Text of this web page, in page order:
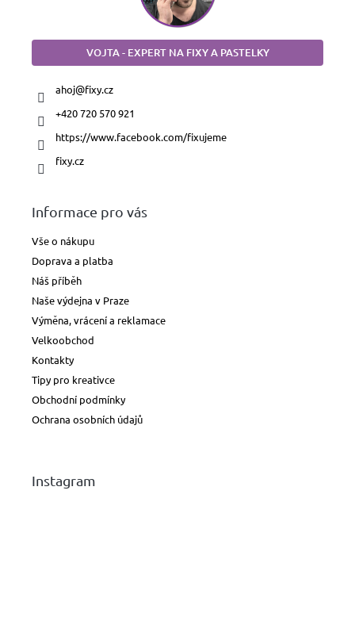
VOJTA - EXPERT NA FIXY A PASTELKY
ahoj@fixy.cz
+420 720 570 921
https://www.facebook.com/fixujeme
fixy.cz
Informace pro vás
Vše o nákupu
Doprava a platba
Náš příběh
Naše výdejna v Praze
Výměna, vrácení a reklamace
Velkoobchod
Kontakty
Tipy pro kreativce
Obchodní podmínky
Ochrana osobních údajů
Instagram